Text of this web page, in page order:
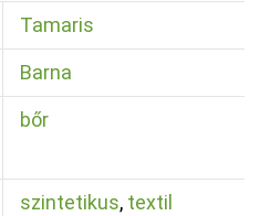
Tamaris
Barna
bőr
szintetikus, textil